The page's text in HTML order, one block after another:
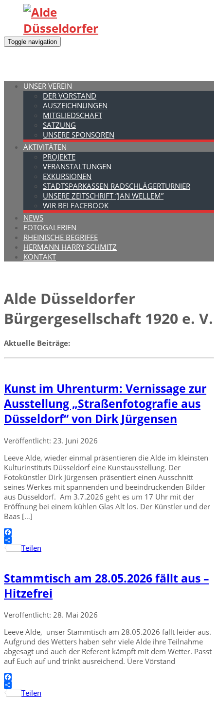
Toggle navigation
UNSER VEREIN
DER VORSTAND
AUSZEICHNUNGEN
MITGLIEDSCHAFT
SATZUNG
UNSERE SPONSOREN
AKTIVITÄTEN
PROJEKTE
VERANSTALTUNGEN
EXKURSIONEN
STADTSPARKASSEN RADSCHLÄGERTURNIER
UNSERE ZEITSCHRIFT “JAN WELLEM”
WIR BEI FACEBOOK
NEWS
FOTOGALERIEN
RHEINISCHE BEGRIFFE
HERMANN HARRY SCHMITZ
KONTAKT
Alde Düsseldorfer
Bürgergesellschaft 1920 e. V.
Aktuelle Beiträge:
Kunst im Uhrenturm: Vernissage zur
Ausstellung „Straßenfotografie aus
Düsseldorf“ von Dirk Jürgensen
Veröffentlicht: 23. Juni 2026
Leeve Alde, wieder einmal präsentieren die Alde im kleinsten
Kulturinstituts Düsseldorf eine Kunstausstellung. Der
Fotokünstler Dirk Jürgensen präsentiert einen Ausschnitt
seines Werkes mit spannenden und beeindruckenden Bilder
aus Düsseldorf. Am 3.7.2026 geht es um 17 Uhr mit der
Eröffnung bei einem kühlen Glas Alt los. Der Künstler und der
Baas […]
Facebook
Teilen
Stammtisch am 28.05.2026 fällt aus –
Hitzefrei
Veröffentlicht: 28. Mai 2026
Leeve Alde, unser Stammtisch am 28.05.2026 fällt leider aus.
Aufgrund des Wetters haben sehr viele Alde ihre Teilnahme
abgesagt und auch der Referent kämpft mit dem Wetter. Passt
auf Euch auf und trinkt ausreichend. Üere Vörstand
Facebook
Teilen